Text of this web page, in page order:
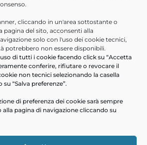
cliccando in un'area sottostante o
pagina del sito, acconsenti alla
solo con l'uso dei cookie tecnici,
potrebbero non essere disponibili.
di tutti i cookie facendo click su “Accetta
conferire, rifiutare o revocare il
non tecnici selezionando la casella
“Salva preferenze”.
di preferenza dei cookie sarà sempre
pagina di navigazione cliccando su
webinar 16/09/2026
e i processi aziendali